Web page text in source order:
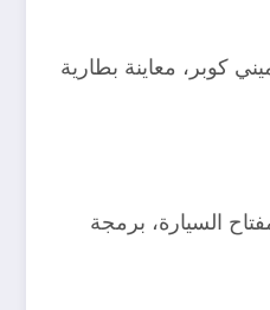
كوبر، معاينة بطارية
السيارة، برمجة